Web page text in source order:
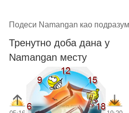
Подеси Namangan као
Тренутно доба дана у
Namangan месту